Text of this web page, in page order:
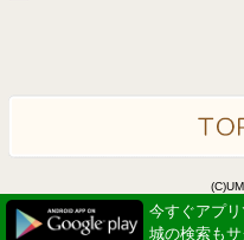
今すぐアプ
城の検索もサ
今すぐアプ
城の検索もサ